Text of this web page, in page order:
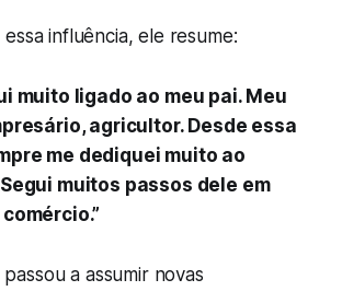
influência, ele resume:
muito ligado ao meu pai. Meu
agricultor. Desde essa
me dediquei muito ao
muitos passos dele em
a assumir novas